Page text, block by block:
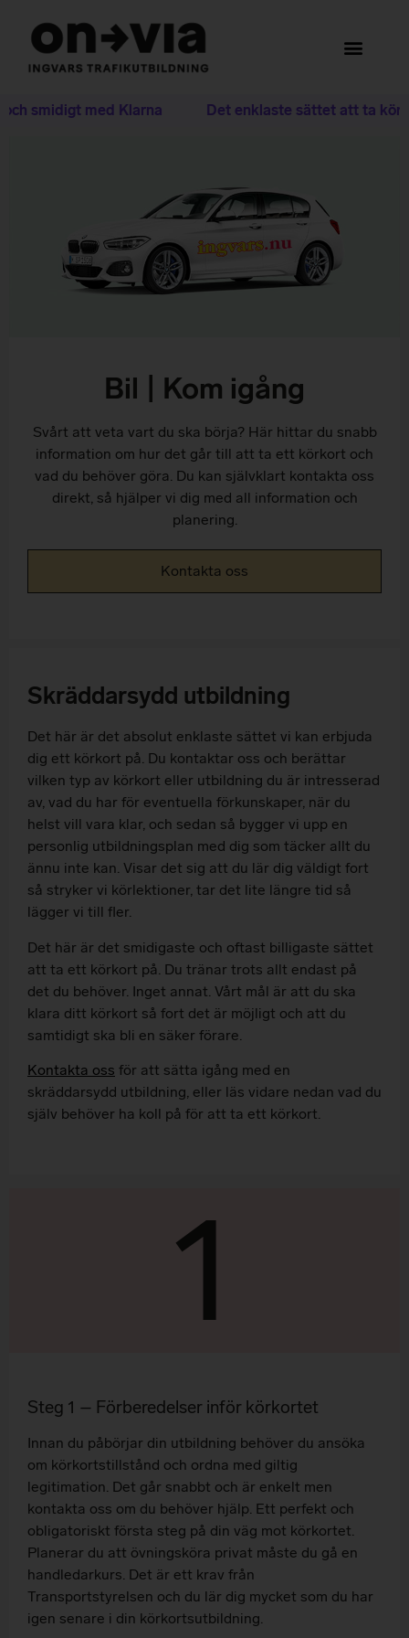
smidigt med Klarna Det enklaste sättet att ta
Bil | Kom igång
Svårt att veta vart du ska börja? Här hittar du snabb
information om hur det går till att ta ett körkort och
vad du behöver göra. Du kan självklart kontakta oss
direkt, så hjälper vi dig med all information och
planering.
Kontakta oss
Skräddarsydd utbildning
Det här är det absolut enklaste sättet vi kan erbjuda
dig ett körkort på. Du kontaktar oss och berättar
vilken typ av körkort eller utbildning du är intresserad
av, vad du har för eventuella förkunskaper, när du
helst vill vara klar, och sedan så bygger vi upp en
personlig utbildningsplan med dig som täcker allt du
ännu inte kan. Visar det sig att du lär dig väldigt fort
så stryker vi körlektioner, tar det lite längre tid så
lägger vi till fler.
Det här är det smidigaste och oftast billigaste sättet
att ta ett körkort på. Du tränar trots allt endast på
det du behöver. Inget annat. Vårt mål är att du ska
klara ditt körkort så fort det är möjligt och att du
samtidigt ska bli en säker förare.
Kontakta oss för att sätta igång med en
skräddarsydd utbildning, eller läs vidare nedan vad du
själv behöver ha koll på för att ta ett körkort.
1
Steg 1 – Förberedelser inför körkortet
Innan du påbörjar din utbildning behöver du ansöka
om körkortstillstånd och ordna med giltig
legitimation. Det går snabbt och är enkelt men
kontakta oss om du behöver hjälp. Ett perfekt och
obligatoriskt första steg på din väg mot körkortet.
Planerar du att övningsköra privat måste du gå en
handledarkurs. Det är ett krav från
Transportstyrelsen och du lär dig mycket som du har
igen senare i din körkortsutbildning.